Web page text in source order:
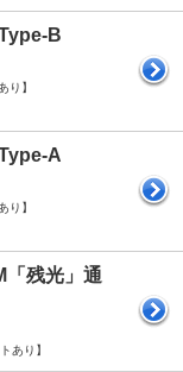
B
り】
A
り】
残光」通
あり】